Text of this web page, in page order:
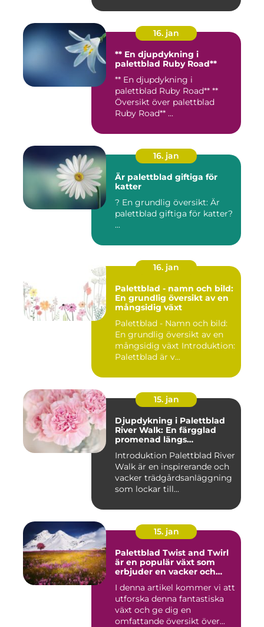
16. jan
** En djupdykning i
palettblad Ruby Road**
** En djupdykning i
palettblad Ruby Road** **
Översikt över palettblad
Ruby Road** ...
16. jan
Är palettblad giftiga för
katter
? En grundlig översikt: Är
palettblad giftiga för katter?
...
16. jan
Palettblad - namn och bild:
En grundlig översikt av en
mångsidig växt
Palettblad - Namn och bild:
En grundlig översikt av en
mångsidig växt Introduktion:
Palettblad är v...
15. jan
Djupdykning i Palettblad
River Walk: En färgglad
promenad längs
Introduktion Palettblad River
Walk är en inspirerande och
vacker trädgårdsanläggning
som lockar till...
15. jan
Palettblad Twist and Twirl
är en populär växt som
erbjuder en vacker och
ditt hem eller trädgård
I denna artikel kommer vi att
utforska denna fantastiska
växt och ge dig en
omfattande översikt över...